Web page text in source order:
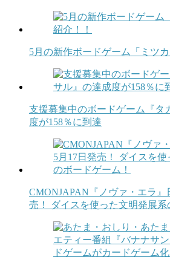
5月の新作ボードゲーム「ミツ
支援募集中のボードゲーム『タ
度が158％に到達
CMONJAPAN『ノヴァ・エラ』
売！ ダイスを使った文明発展系